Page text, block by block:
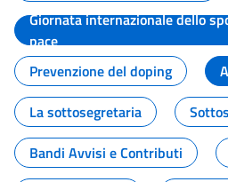
Giornata internazionale dello
pace
Prevenzione del doping
La sottosegretaria
Bandi Avvisi e Contributi